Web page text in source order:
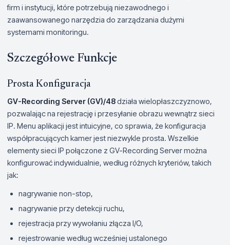
firm i instytucji, które potrzebują niezawodnego i
zaawansowanego narzędzia do zarządzania dużymi
systemami monitoringu.
Szczegółowe Funkcje
Prosta Konfiguracja
GV-Recording Server (GV)/48działa wielopłaszczyznowo,
pozwalając na rejestrację i przesyłanie obrazu wewnątrz sieci
IP. Menu aplikacji jest intuicyjne, co sprawia, że konfiguracja
współpracujących kamer jest niezwykle prosta. Wszelkie
elementy sieci IP połączone z GV-Recording Server można
konfigurować indywidualnie, według różnych kryteriów, takich
jak:
nagrywanie non-stop,
nagrywanie przy detekcji ruchu,
rejestracja przy wywołaniu złącza I/O,
rejestrowanie według wcześniej ustalonego